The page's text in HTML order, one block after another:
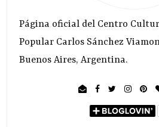
Página oficial del Centro
Popular Carlos Sánchez
Buenos Aires, Argentina.